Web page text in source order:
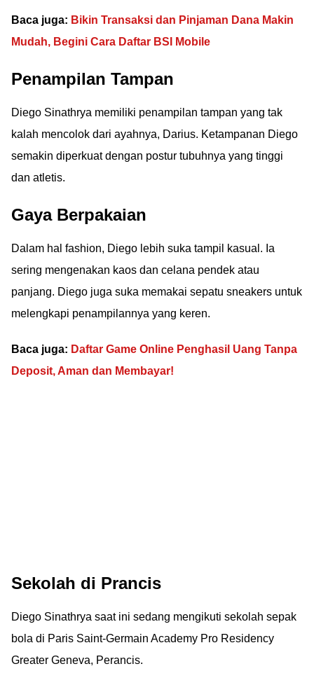
Baca juga: Bikin Transaksi dan Pinjaman Dana Makin
Mudah, Begini Cara Daftar BSI Mobile
Penampilan Tampan
Diego Sinathrya memiliki penampilan tampan yang tak
kalah mencolok dari ayahnya, Darius. Ketampanan Diego
semakin diperkuat dengan postur tubuhnya yang tinggi
dan atletis.
Gaya Berpakaian
Dalam hal fashion, Diego lebih suka tampil kasual. Ia
sering mengenakan kaos dan celana pendek atau
panjang. Diego juga suka memakai sepatu sneakers untuk
melengkapi penampilannya yang keren.
Baca juga: Daftar Game Online Penghasil Uang Tanpa
Deposit, Aman dan Membayar!
Sekolah di Prancis
Diego Sinathrya saat ini sedang mengikuti sekolah sepak
bola di Paris Saint-Germain Academy Pro Residency
Greater Geneva, Perancis.